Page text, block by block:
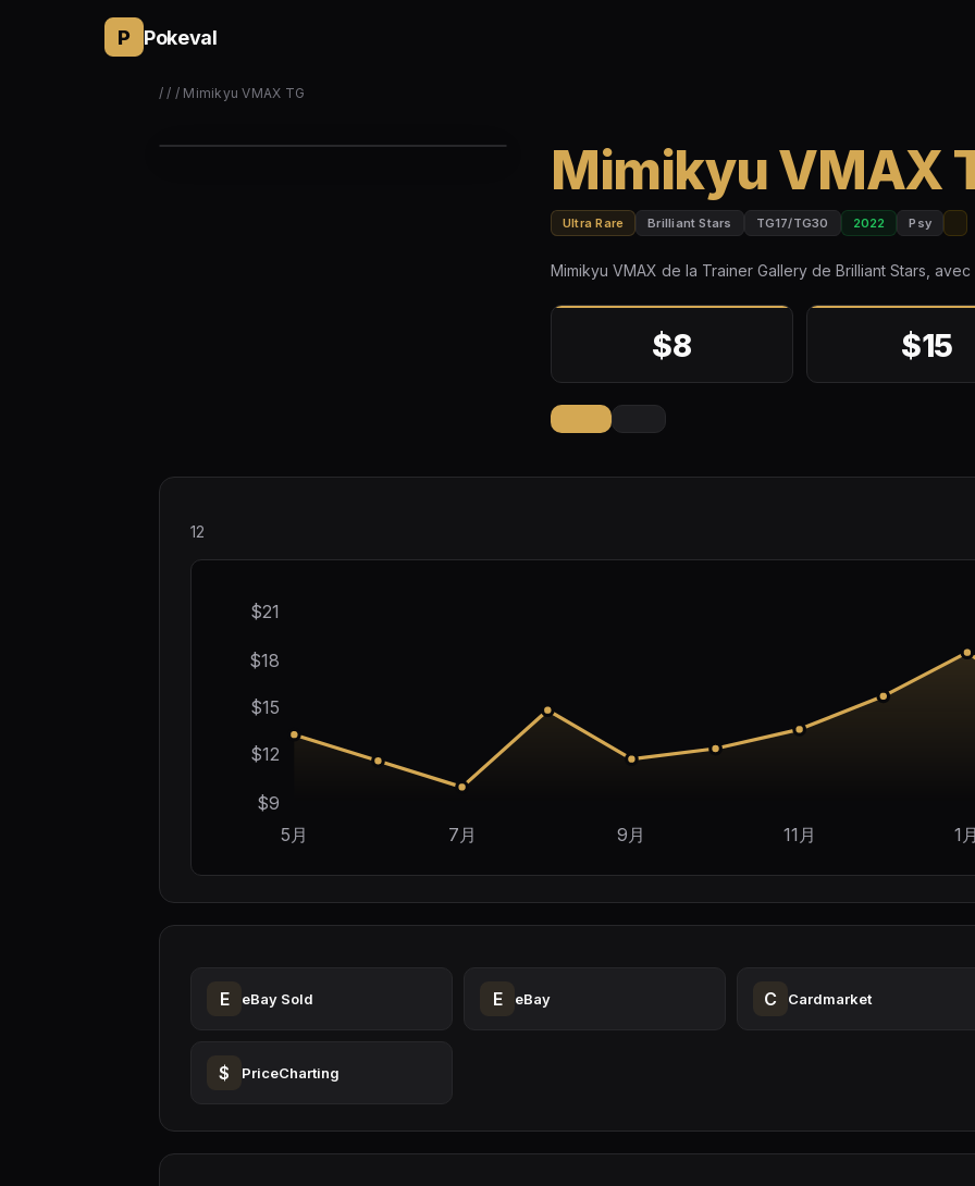
P Pokeval
// / Mimikyu VMAX TG
Mimikyu VMAX
Ultra Rare Brilliant Stars TG17/TG30 2022 Psy
Mimikyu VMAX de la Trainer Gallery de Brilliant Stars,
$8 $15
12
$9
$12
$15
$18
$21
5月 7月 9月 11月 1
E eBay Sold E eBay C Cardmarket
$ PriceCharting